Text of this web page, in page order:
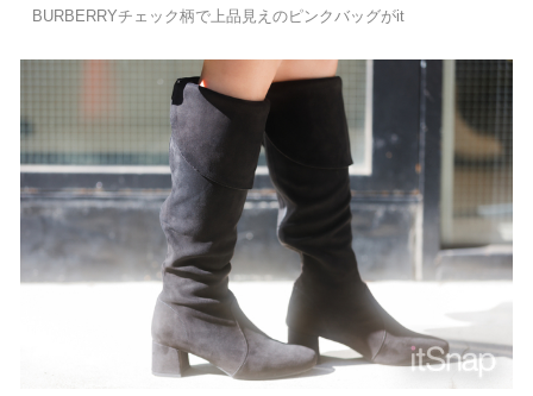
BURBERRYチェック柄で上品見えのピンクバッグがit